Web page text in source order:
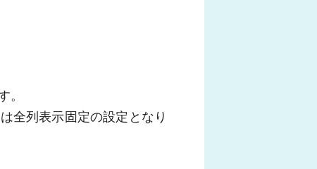
全列表示固定の設定となり